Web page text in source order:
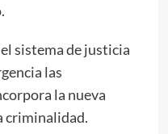
sistema de justicia
las
la nueva
criminalidad.